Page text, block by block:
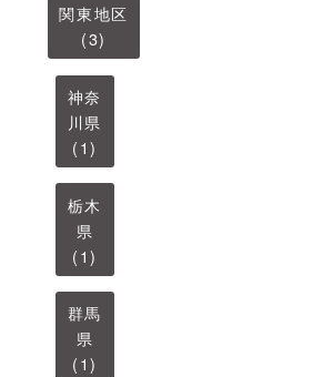
関東地区
(3)
神奈
川県
(1)
栃木
県
(1)
群馬
県
(1)